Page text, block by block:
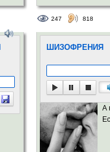
247 818
ШИЗОФРЕНИЯ
А